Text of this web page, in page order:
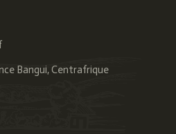
Bangui, Centrafrique